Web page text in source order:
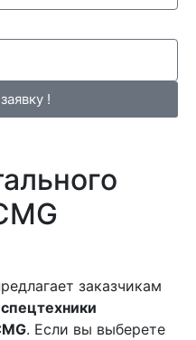
!
заказчикам
. Если вы выберете